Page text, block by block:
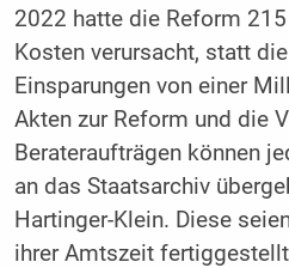
2022 hatte die Reform
Kosten verursacht, statt
Einsparungen von einer
Akten zur Reform und die
Berateraufträgen können
an das Staatsarchiv
Hartinger-Klein. Diese
ihrer Amtszeit